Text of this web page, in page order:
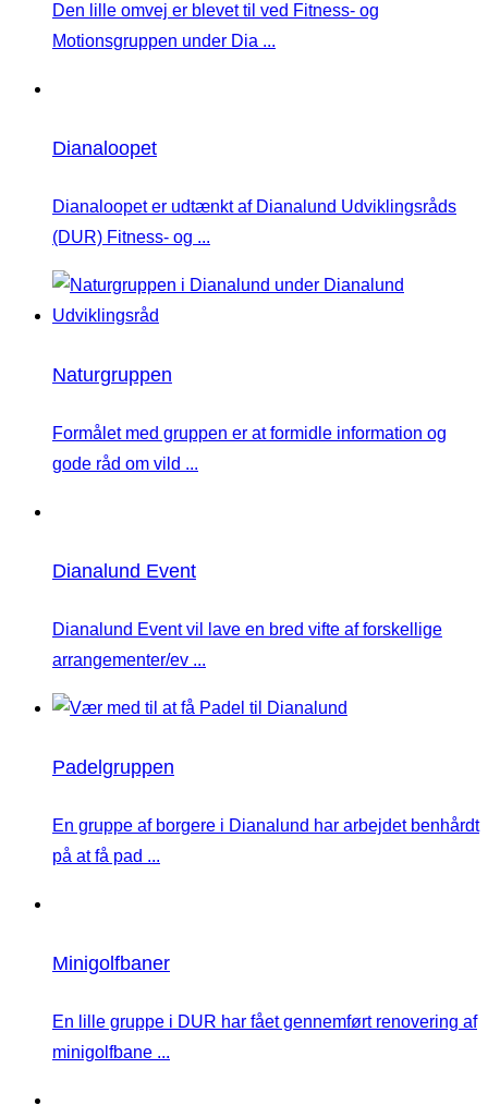
Den lille omvej er blevet til ved Fitness- og
Motionsgruppen under Dia ...
Dianaloopet
Dianaloopet er udtænkt af Dianalund Udviklingsråds
(DUR) Fitness- og ...
Naturgruppen
Formålet med gruppen er at formidle information og
gode råd om vild ...
Dianalund Event
Dianalund Event vil lave en bred vifte af forskellige
arrangementer/ev ...
Padelgruppen
En gruppe af borgere i Dianalund har arbejdet benhårdt
på at få pad ...
Minigolfbaner
En lille gruppe i DUR har fået gennemført renovering af
minigolfbane ...